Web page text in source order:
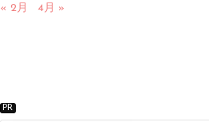
« 2月
4月 »
PR